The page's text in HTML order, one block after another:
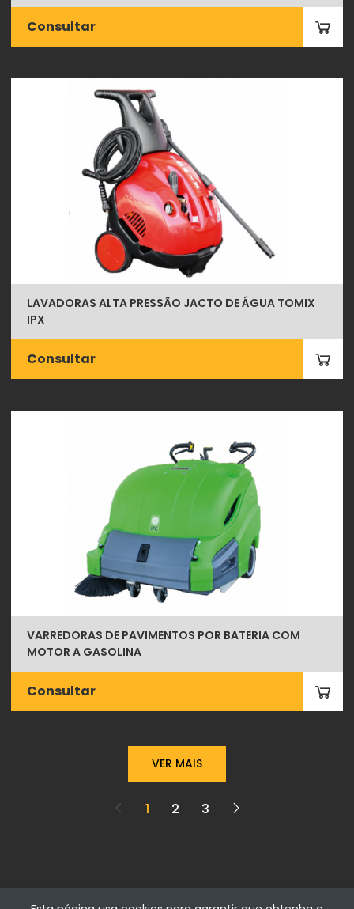
Consultar
LAVADORAS ALTA PRESSÃO JACTO DE ÁGUA TOMIX
IPX
Consultar
VARREDORAS DE PAVIMENTOS POR BATERIA COM
MOTOR A GASOLINA
Consultar
VER MAIS
1 2 3